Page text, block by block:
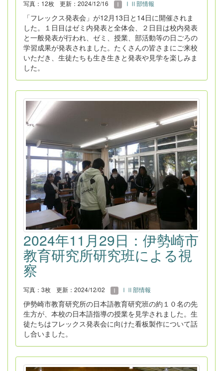
写真：12枚 更新：2024/12/16 ⅠⅡ部情報
「フレックス発表会」が12月13日と14日に開催されま
した。１日目はゼミ内発表と全体会、２日目は校内発表
と一般発表が行われ、ゼミ、授業、部活動等の日ごろの
学習成果が発表されました。たくさんの皆さまにご来校
いただき、生徒たちも生き生きと発表や見学を楽しみま
した。
2024年11月29日：伊勢崎市
教育研究所研究班による視
察
写真：3枚 更新：2024/12/02 ⅠⅡ部情報
伊勢崎市教育研究所の日本語教育研究班の約１０名の先
生方が、本校の日本語指導の授業を見学されました。生
徒たちはフレックス発表会に向けた看板製作について話
し合いました。